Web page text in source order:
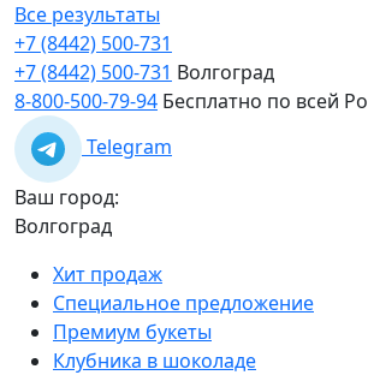
Все результаты
+7 (8442) 500-731
+7 (8442) 500-731 Волгоград
8-800-500-79-94 Бесплатно по всей
Telegram
Ваш город:
Волгоград
Хит продаж
Специальное предложение
Премиум букеты
Клубника в шоколаде